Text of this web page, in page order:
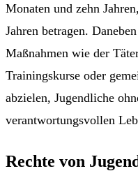
Monaten und zehn
Jahren betragen.
Maßnahmen wie der
Trainingskurse oder
abzielen, Jugendliche
verantwortungsvollen
Rechte von